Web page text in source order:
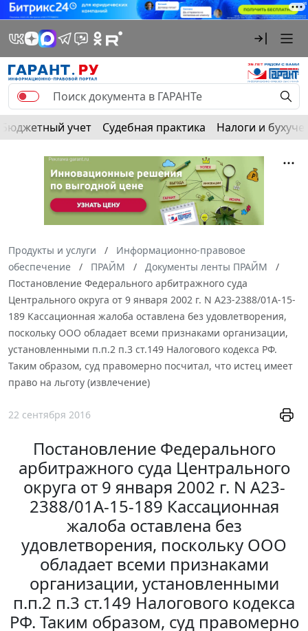
Бюджетный учет Судебная практика Налоги и
Продукты и услуги
Информационно-правовое
обеспечение
ПРАЙМ
Документы ленты ПРАЙМ
Постановление Федерального арбитражного суда
Центрального округа от 9 января 2002 г. N А23-2388/01А-15-
189 Кассационная жалоба оставлена без удовлетворения,
поскольку ООО обладает всеми признаками организации,
установленными п.п.2 п.3 ст.149 Налогового кодекса РФ.
Таким образом, суд правомерно посчитал, что истец имеет
право на льготу (извлечение)
22 сентября 2016
Постановление Федерального
арбитражного суда Центрального
округа от 9 января 2002 г. N А23-
2388/01А-15-189 Кассационная
жалоба оставлена без
удовлетворения, поскольку ООО
обладает всеми признаками
организации, установленными
п.п.2 п.3 ст.149 Налогового кодекса
РФ. Таким образом, суд правомерно